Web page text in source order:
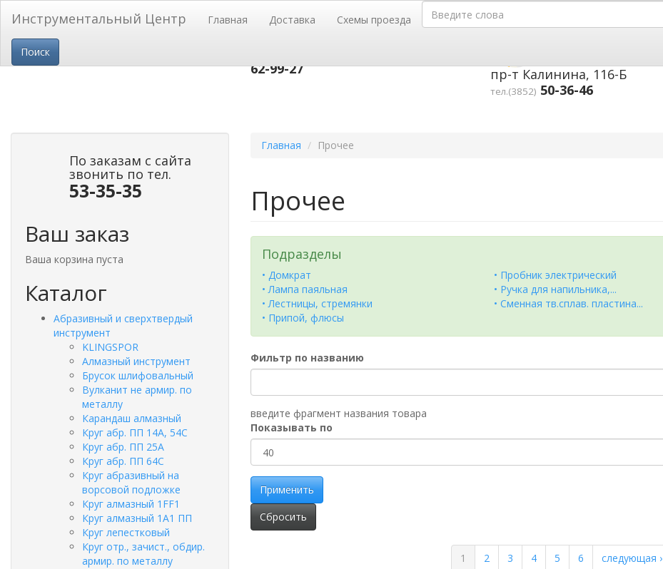
Инструментальный Центр Главная Доставка Схемы проезда
Введите слова
Поиск
г. Барнаул,
62-99-27
пр-т Калинина, 116-Б
тел.(3852) 50-36-46
По заказам с сайта
звонить по тел.
53-35-35
Ваш заказ
Ваша корзина пуста
Каталог
Абразивный и сверхтвердый
инструмент
KLINGSPOR
Алмазный инструмент
Брусок шлифовальный
Вулканит не армир. по
металлу
Карандаш алмазный
Круг абр. ПП 14А, 54С
Круг абр. ПП 25А
Круг абр. ПП 64С
Круг абразивный на
ворсовой подложке
Круг алмазный 1FF1
Круг алмазный 1А1 ПП
Круг лепестковый
Круг отр., зачист., обдир.
армир. по металлу
Главная Прочее
Прочее
Подразделы
• Домкрат
• Лампа паяльная
• Лестницы, стремянки
• Припой, флюсы
• Пробник электрический
• Ручка для напильника,...
• Сменная тв.сплав. пластина...
Фильтр по названию
введите фрагмент названия товара
Показывать по
Применить
Сбросить
1 2 3 4 5 6 следующая ›